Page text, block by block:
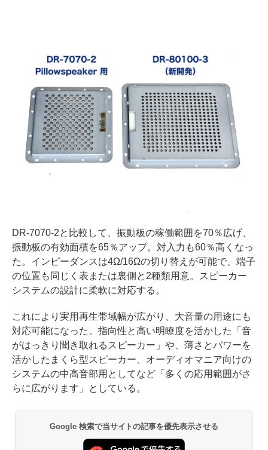
DR-7070-2と比較して、振動板の稼働範囲を70％広げ、
振動板の有効面積を65％アップ。対入力も60％高くなっ
た。インピーダンスは4Ω/16Ωの切り替えが可能で、端子
の位置も同じく表または裏側と2種類用意。スピーカー
システムの設計に柔軟に対応する。
これにより実用再生帯域幅が広がり、大音量の用途にも
対応可能になった。指向性と高い明瞭度を活かした「音
がはっきり聞き取れるスピーカー」や、薄さとパワーを
活かしたまくら型スピーカー、オーディオマニア向けの
システムの中高音部用としてなど「多くの応用範囲がさ
らに広がります」としている。
Google 検索で当サイトの記事を優先表示させる